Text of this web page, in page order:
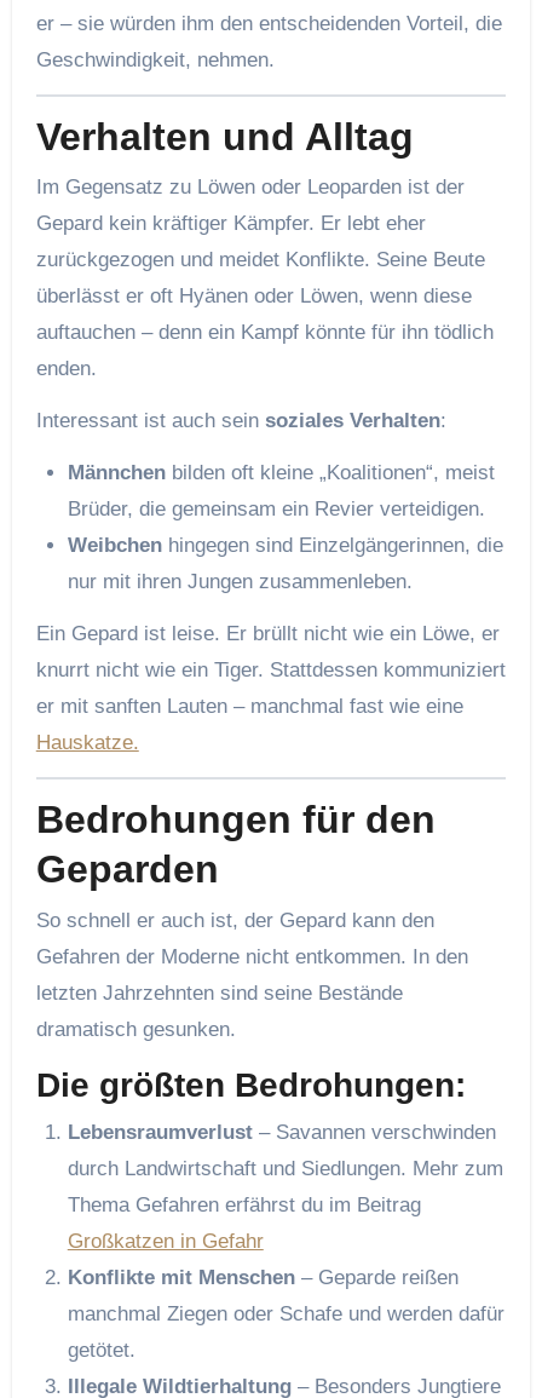
er – sie würden ihm den entscheidenden Vorteil, die
Geschwindigkeit, nehmen.
Verhalten und Alltag
Im Gegensatz zu Löwen oder Leoparden ist der
Gepard kein kräftiger Kämpfer. Er lebt eher
zurückgezogen und meidet Konflikte. Seine Beute
überlässt er oft Hyänen oder Löwen, wenn diese
auftauchen – denn ein Kampf könnte für ihn tödlich
enden.
Interessant ist auch sein soziales Verhalten:
Männchenbilden oft kleine „Koalitionen“, meist
Brüder, die gemeinsam ein Revier verteidigen.
Weibchenhingegen sind Einzelgängerinnen, die
nur mit ihren Jungen zusammenleben.
Ein Gepard ist leise. Er brüllt nicht wie ein Löwe, er
knurrt nicht wie ein Tiger. Stattdessen kommuniziert
er mit sanften Lauten – manchmal fast wie eine
Hauskatze.
Bedrohungen für den
Geparden
So schnell er auch ist, der Gepard kann den
Gefahren der Moderne nicht entkommen. In den
letzten Jahrzehnten sind seine Bestände
dramatisch gesunken.
Die größten Bedrohungen:
Lebensraumverlust– Savannen verschwinden
durch Landwirtschaft und Siedlungen. Mehr zum
Thema Gefahren erfährst du im Beitrag
Großkatzen in Gefahr
Konflikte mit Menschen– Geparde reißen
manchmal Ziegen oder Schafe und werden dafür
getötet.
Illegale Wildtierhaltung– Besonders Jungtiere